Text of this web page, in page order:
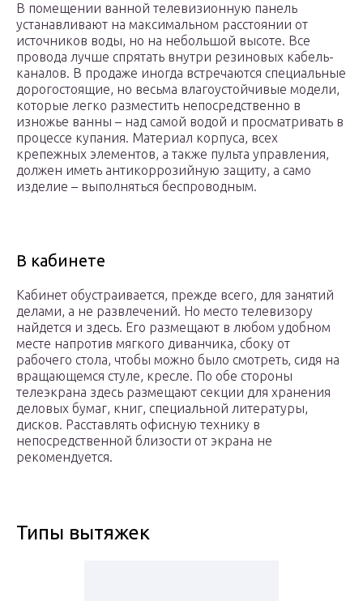
В помещении ванной телевизионную панель
устанавливают на максимальном расстоянии от
источников воды, но на небольшой высоте. Все
провода лучше спрятать внутри резиновых кабель-
каналов. В продаже иногда встречаются специальные
дорогостоящие, но весьма влагоустойчивые модели,
которые легко разместить непосредственно в
изножье ванны – над самой водой и просматривать в
процессе купания. Материал корпуса, всех
крепежных элементов, а также пульта управления,
должен иметь антикоррозийную защиту, а само
изделие – выполняться беспроводным.
В кабинете
Кабинет обустраивается, прежде всего, для занятий
делами, а не развлечений. Но место телевизору
найдется и здесь. Его размещают в любом удобном
месте напротив мягкого диванчика, сбоку от
рабочего стола, чтобы можно было смотреть, сидя на
вращающемся стуле, кресле. По обе стороны
телеэкрана здесь размещают секции для хранения
деловых бумаг, книг, специальной литературы,
дисков. Расставлять офисную технику в
непосредственной близости от экрана не
рекомендуется.
Типы вытяжек